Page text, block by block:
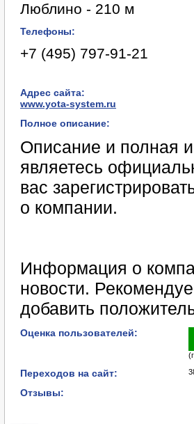
Люблино - 210 м
Телефоны:
+7 (495) 797-91-21
Адрес сайта:
www.yota-system.ru
Полное описание:
Описание и полная
являетесь
вас
о компании.
Информация о
новости.
добавить
Оценка пользователей:
Переходов на сайт:
Отзывы: